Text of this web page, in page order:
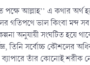
পক্ষে আল্লাহ’’ এ কথার অর্থ
গতিপথে ভাল কিংবা মন্দ
অনুযায়ী সংঘটিত হয়ে
তিনি সর্বোচ্চ কৌশলের
তাঁর কোনোই শরীক